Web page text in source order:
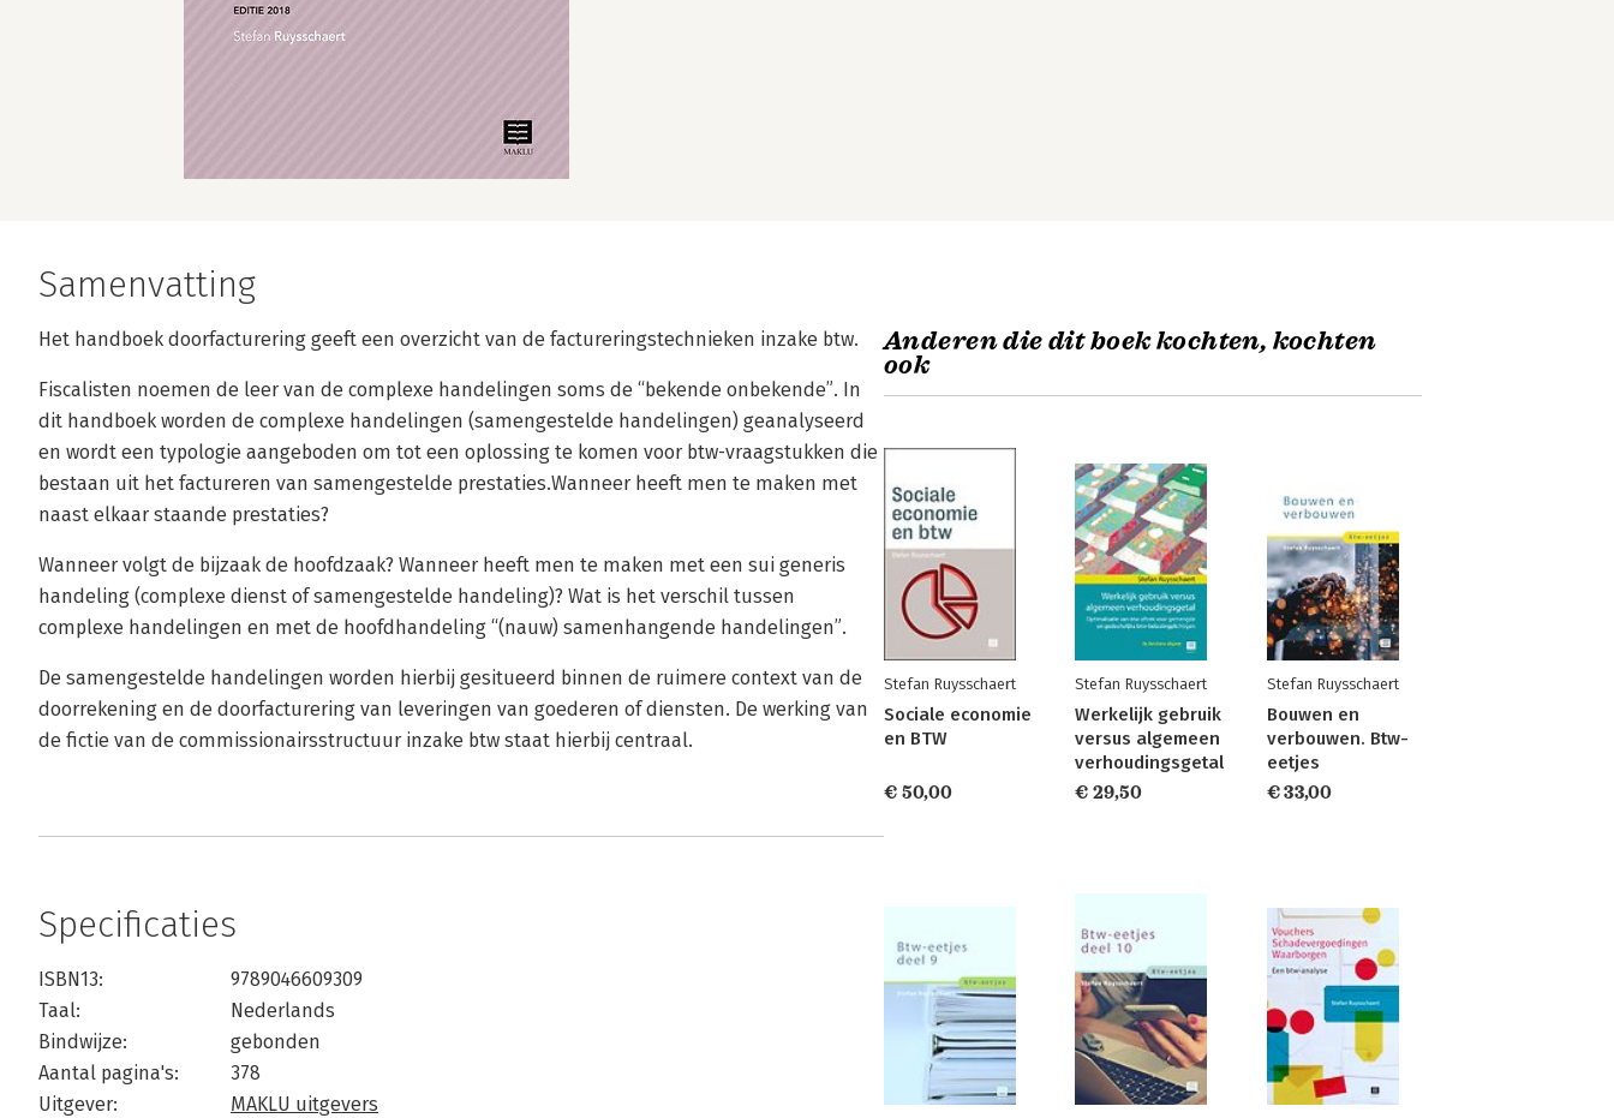
Samenvatting
Het handboek doorfacturering geeft een overzicht van de factureringstechnieken inzake btw.
Fiscalisten noemen de leer van de complexe handelingen soms de “bekende onbekende”. In
dit handboek worden de complexe handelingen (samengestelde handelingen) geanalyseerd
en wordt een typologie aangeboden om tot een oplossing te komen voor btw-vraagstukken die
bestaan uit het factureren van samengestelde prestaties.Wanneer heeft men te maken met
naast elkaar staande prestaties?
Wanneer volgt de bijzaak de hoofdzaak? Wanneer heeft men te maken met een sui generis
handeling (complexe dienst of samengestelde handeling)? Wat is het verschil tussen
complexe handelingen en met de hoofdhandeling “(nauw) samenhangende handelingen”.
De samengestelde handelingen worden hierbij gesitueerd binnen de ruimere context van de
doorrekening en de doorfacturering van leveringen van goederen of diensten. De werking van
de fictie van de commissionairsstructuur inzake btw staat hierbij centraal.
Specificaties
ISBN13:
9789046609309
Taal:
Nederlands
Bindwijze:
gebonden
Aantal pagina's:
378
Uitgever:
MAKLU uitgevers
Anderen die dit boek kochten, kochten
ook
Stefan Ruysschaert
Sociale economie
en BTW
€ 50,00
Stefan Ruysschaert
Werkelijk gebruik
versus algemeen
verhoudingsgetal
€ 29,50
Stefan Ruysschaert
Bouwen en
verbouwen. Btw-
eetjes
€ 33,00